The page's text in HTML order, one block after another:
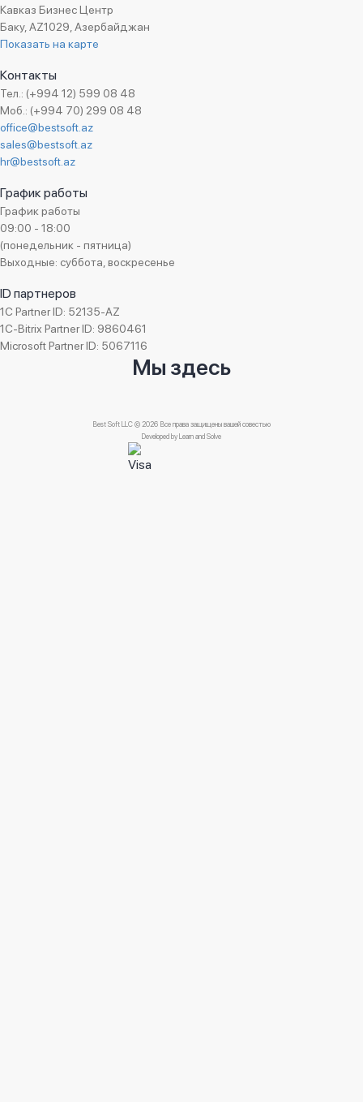
Кавказ Бизнес Центр
Баку, AZ1029, Азербайджан
Показать на карте
Контакты
Тел.: (+994 12) 599 08 48
Моб.: (+994 70) 299 08 48
office@bestsoft.az
sales@bestsoft.az
hr@bestsoft.az
График работы
График работы
09:00 - 18:00
(понедельник - пятница)
Выходные: суббота, воскресенье
ID партнеров
1C Partner ID: 52135-AZ
1C-Bitrix Partner ID: 9860461
Microsoft Partner ID: 5067116
Мы здесь
Best Soft LLC © 2026 Все права защищены вашей совестью
Developed byLearn and Solve